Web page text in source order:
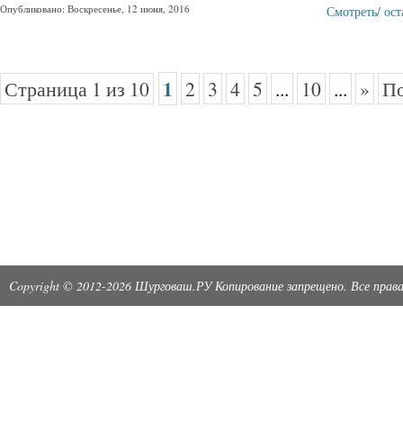
Опубликовано: Воскресенье, 12 июня, 2016 Смотреть/
Страница 1 из 10 1 2 3 4 5 ... 10 ... »
Copyright © 2012-2026 Шурговаш.РУ Копирование запрещено. Все